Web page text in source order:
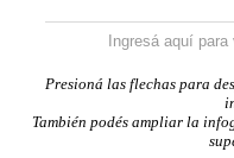
Ingresá aquí
Presioná las flechas para
También podés ampliar la